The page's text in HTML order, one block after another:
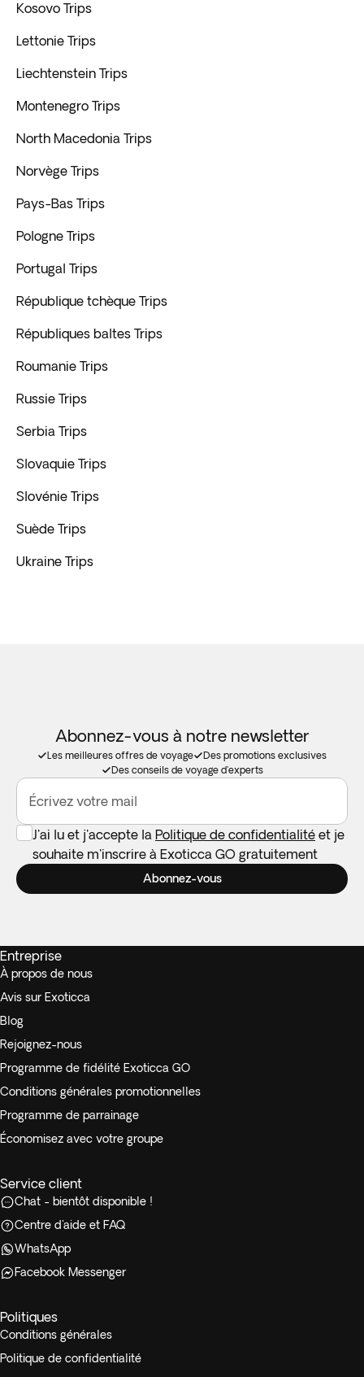
Kosovo Trips
Lettonie Trips
Liechtenstein Trips
Montenegro Trips
North Macedonia Trips
Norvège Trips
Pays-Bas Trips
Pologne Trips
Portugal Trips
République tchèque Trips
Républiques baltes Trips
Roumanie Trips
Russie Trips
Serbia Trips
Slovaquie Trips
Slovénie Trips
Suède Trips
Ukraine Trips
Abonnez-vous à notre newsletter
Les meilleures offres de voyage
Des promotions exclusives
Des conseils de voyage d'experts
Écrivez votre mail
J'ai lu et j'accepte la Politique de confidentialité et je
souhaite m'inscrire à Exoticca GO gratuitement
Abonnez-vous
Entreprise
À propos de nous
Avis sur Exoticca
Blog
Rejoignez-nous
Programme de fidélité Exoticca GO
Conditions générales promotionnelles
Programme de parrainage
Économisez avec votre groupe
Service client
Chat - bientôt disponible !
Centre d'aide et FAQ
WhatsApp
Facebook Messenger
Politiques
Conditions générales
Politique de confidentialité